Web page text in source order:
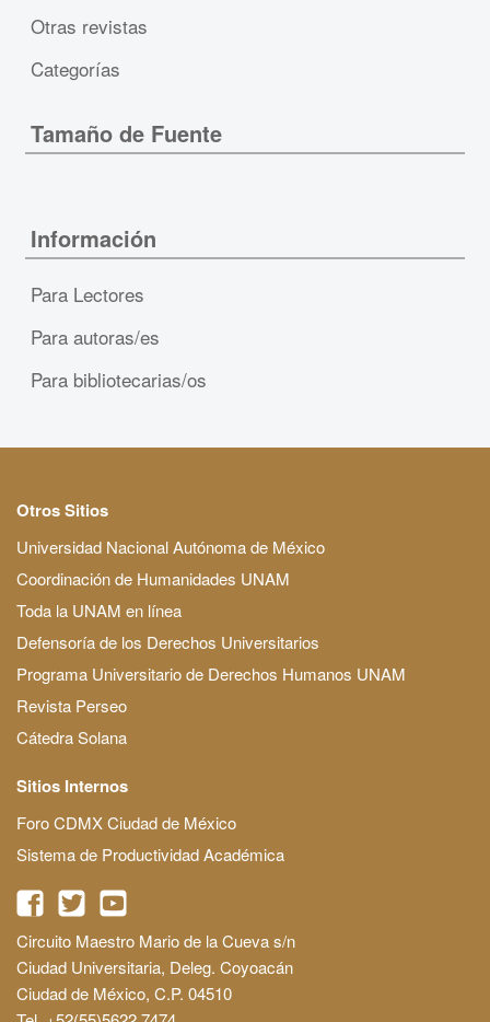
Otras revistas
Categorías
Tamaño de Fuente
Información
Para Lectores
Para autoras/es
Para bibliotecarias/os
Otros Sitios
Universidad Nacional Autónoma de México
Coordinación de Humanidades UNAM
Toda la UNAM en línea
Defensoría de los Derechos Universitarios
Programa Universitario de Derechos Humanos UNAM
Revista Perseo
Cátedra Solana
Sitios Internos
Foro CDMX Ciudad de México
Sistema de Productividad Académica
Circuito Maestro Mario de la Cueva s/n
Ciudad Universitaria, Deleg. Coyoacán
Ciudad de México, C.P. 04510